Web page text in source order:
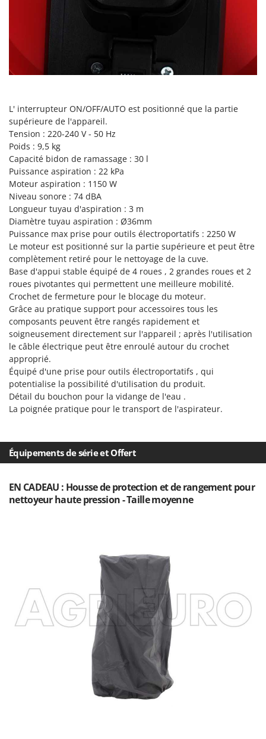
Perches Élagueuses
Pétrins à Spirale
Piscines
Planteuses de pommes de terre pour tracteur
Plateaux de coupe pour tracteur
Pompes d'irrigation à tracteur
Pompes de transfert
Pompes immergées électriques
Postes à souder
Poussoirs à saucisse
Presses à pellets
Pressoirs à fruits
Pressoirs à Raisin
Pulvérisateurs
Pulvérisateurs portés
R
Rafraîchisseurs d'air par évaporation
Rampes de chargement en aluminium
Râpes à fromage électriques
Râteaux pour tracteur
Remplisseuses
Robots nettoyeurs de piscine
Rogneuses de souches
Rouleaux pour tracteur
S
Scies à os
Scies de jardin télescopiques
Sécateurs électriques à batterie
Sécateurs et Échenilloirs manuels
Sécateurs pneumatiques
Semoirs et Épandeurs d'engrais
Socs pour tracteur
Souffleurs aspirateurs pour Feuilles
Soufreuses - Poudreuses à dos
Soufreuses - Poudreuses pour tracteur
Francini
G
Gardena
GeoTech Pro
Gierre
Ginko - MGM
Gipeco
Girmi
GRAEF
Gre
GreenBay
Greenworks
GRIFO
GVS
GYS
H
Hailo
Helvi
Henx
HiKOKI
I
Idromatic
Imperia
Infaco
JOLLY ITALIA
L' interrupteur ON/OFF/AUTO est positionné que la partie
supérieure de l'appareil.
Tension : 220-240 V - 50 Hz
Poids : 9,5 kg
Capacité bidon de ramassage : 30 l
Puissance aspiration : 22 kPa
Moteur aspiration : 1150 W
Niveau sonore : 74 dBA
Longueur tuyau d'aspiration : 3 m
Diamètre tuyau aspiration : Ø36mm
Puissance max prise pour outils électroportatifs : 2250 W
Le moteur est positionné sur la partie supérieure et peut être
complètement retiré pour le nettoyage de la cuve.
Base d'appui stable équipé de 4 roues , 2 grandes roues et 2
roues pivotantes qui permettent une meilleure mobilité.
Crochet de fermeture pour le blocage du moteur.
Grâce au pratique support pour accessoires tous les
composants peuvent être rangés rapidement et
soigneusement directement sur l'appareil ; après l'utilisation
le câble électrique peut être enroulé autour du crochet
approprié.
Équipé d'une prise pour outils électroportatifs , qui
potentialise la possibilité d'utilisation du produit.
Détail du bouchon pour la vidange de l'eau .
La poignée pratique pour le transport de l'aspirateur.
Équipements de série et Offert
EN CADEAU : Housse de protection et de rangement pour
nettoyeur haute pression - Taille moyenne